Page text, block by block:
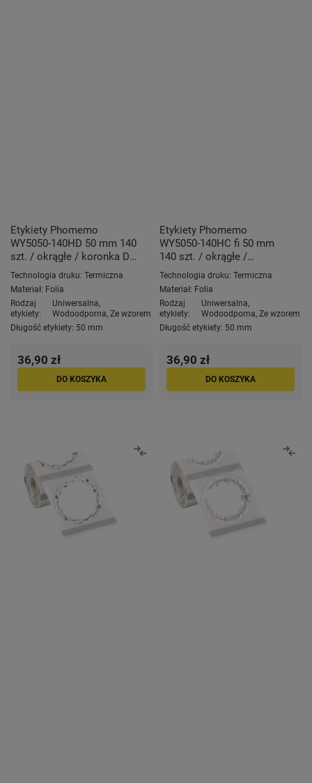
Etykiety Phomemo
WY5050-140HD 50 mm 140
szt. / okrągłe / koronka D /
czarny nadruk / do
drukarek serii M
Technologia druku: Termiczna
Materiał: Folia
Rodzaj
etykiety:
Uniwersalna,
Wodoodporna, Ze wzorem
Długość etykiety: 50 mm
36,90 zł
DO KOSZYKA
Etykiety Phomemo
WY5050-140HC fi 50 mm
140 szt. / okrągłe /
koronka C / czarny nadruk
/ do drukarek serii M
Technologia druku: Termiczna
Materiał: Folia
Rodzaj
etykiety:
Uniwersalna,
Wodoodporna, Ze wzorem
Długość etykiety: 50 mm
36,90 zł
DO KOSZYKA